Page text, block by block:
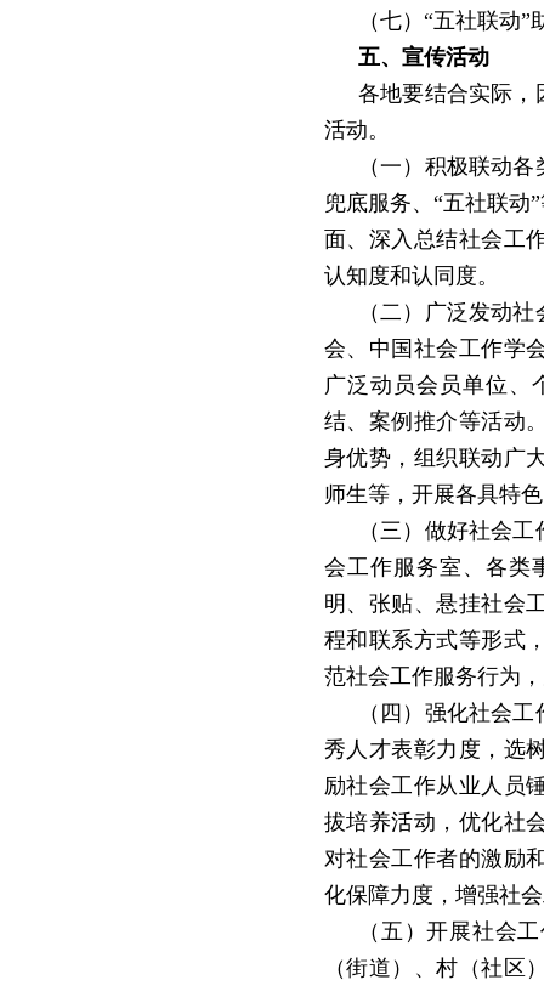
（七） “五社联动”
五、宣传活动
各地要结合实际，
活动。
（一）积极联动
兜底服务、“五社联动”
面、深入总结社会工
认知度和认同度。
（二）广泛发动
会、中国社会工作学
广泛动员会员单位、
结、案例推介等活动
身优势，组织联动广
师生等，开展各具特
（三）做好社会
会工作服务室、各类
明、张贴、悬挂社会
程和联系方式等形式
范社会工作服务行为
（四）强化社会
秀人才表彰力度，选
励社会工作从业人员
拔培养活动，优化社
对社会工作者的激励
化保障力度，增强社
（五）开展社会
（街道）、村（社区